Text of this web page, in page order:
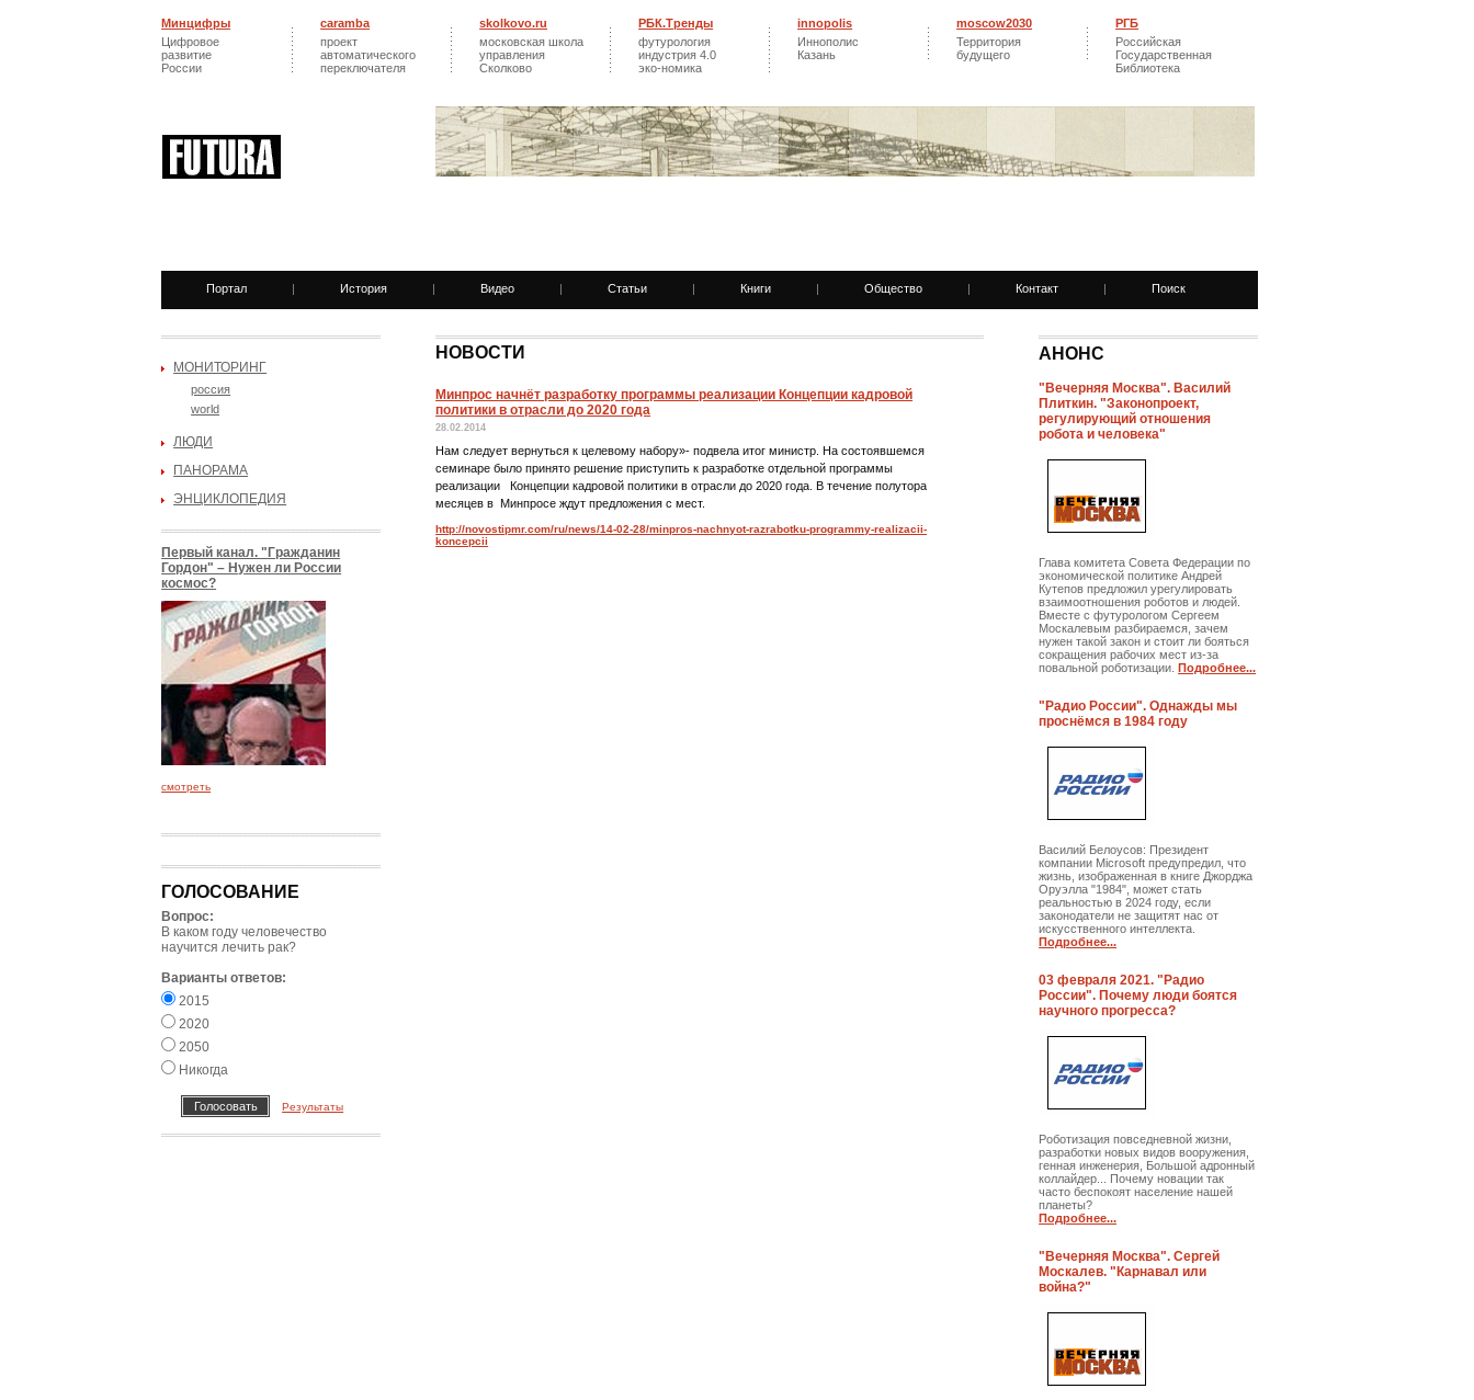
Минцифры
Цифровое
развитие
России
caramba
проект
автоматического
переключателя
skolkovo.ru
московская школа
управления
Сколково
РБК.Тренды
футурология
индустрия 4.0
эко-номика
innopolis
Иннополис
Казань
moscow2030
Территория
будущего
РГБ
Российская
Государственная
Библиотека
Портал | История | Видео | Статьи | Книги | Общество | Контакт | Поиск
МОНИТОРИНГ
россия
world
ЛЮДИ
ПАНОРАМА
ЭНЦИКЛОПЕДИЯ
Первый канал. "Гражданин
Гордон" – Нужен ли России
космос?
смотреть
ГОЛОСОВАНИЕ
Вопрос:
В каком году человечество
научится лечить рак?
Варианты ответов:
2015
2020
2050
Никогда
Результаты
НОВОСТИ
Минпрос начнёт разработку программы реализации Концепции кадровой
политики в отрасли до 2020 года
28.02.2014
Нам следует вернуться к целевому набору»- подвела итог министр. На состоявшемся
семинаре было принято решение приступить к разработке отдельной программы
реализации Концепции кадровой политики в отрасли до 2020 года. В течение полутора
месяцев в Минпросе ждут предложения с мест.
http://novostipmr.com/ru/news/14-02-28/minpros-nachnyot-razrabotku-programmy-realizacii-
koncepcii
АНОНС
"Вечерняя Москва". Василий
Плиткин. "Законопроект,
регулирующий отношения
робота и человека"
Глава комитета Совета Федерации по
экономической политике Андрей
Кутепов предложил урегулировать
взаимоотношения роботов и людей.
Вместе с футурологом Сергеем
Москалевым разбираемся, зачем
нужен такой закон и стоит ли бояться
сокращения рабочих мест из-за
повальной роботизации.Подробнее...
"Радио России". Однажды мы
проснёмся в 1984 году
Василий Белоусов: Президент
компании Microsoft предупредил, что
жизнь, изображенная в книге Джорджа
Оруэлла "1984", может стать
реальностью в 2024 году, если
законодатели не защитят нас от
искусственного интеллекта.
Подробнее...
03 февраля 2021. "Радио
России". Почему люди боятся
научного прогресса?
Роботизация повседневной жизни,
разработки новых видов вооружения,
генная инженерия, Большой адронный
коллайдер... Почему новации так
часто беспокоят население нашей
планеты?
Подробнее...
"Вечерняя Москва". Сергей
Москалев. "Карнавал или
война?"